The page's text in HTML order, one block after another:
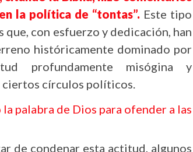
la política de “tontas”.Este tipo
que, con esfuerzo y dedicación, han
históricamente dominado por
profundamente misógina y
ciertos círculos políticos.
palabra de Dios para ofender a las
de condenar esta actitud, algunos